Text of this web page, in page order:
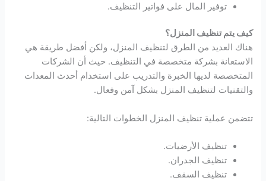
توفير المال على فواتير التنظيف.
كيف يتم تنظيف المنزل؟
هناك العديد من الطرق لتنظيف المنزل، ولكن أفضل طريقة هي
الاستعانة بشركة متخصصة في التنظيف. حيث أن الشركات
المتخصصة لديها الخبرة والتدريب على استخدام أحدث المعدات
والتقنيات لتنظيف المنزل بشكل آمن وفعال.
تتضمن عملية تنظيف المنزل الخطوات التالية:
تنظيف الأرضيات.
تنظيف الجدران.
تنظيف السقف.